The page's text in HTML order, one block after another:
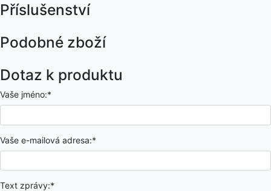
Příslušenství
Podobné zboží
Dotaz k produktu
Vaše jméno:*
Vaše e-mailová adresa:*
Text zprávy:*